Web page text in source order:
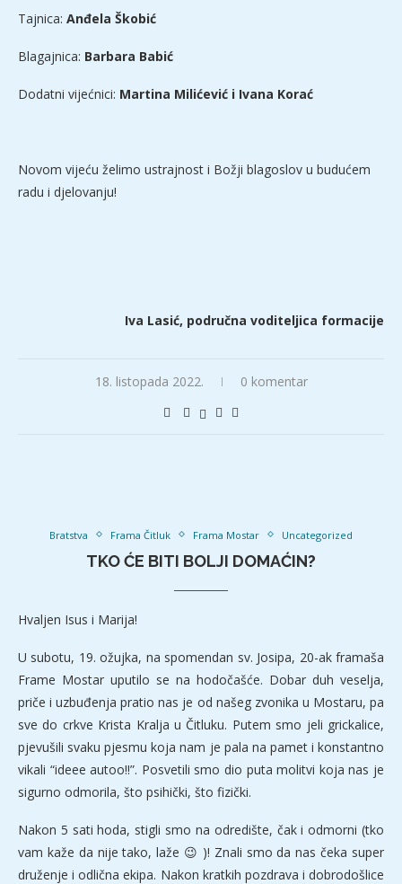
Tajnica: Anđela Škobić
Blagajnica: Barbara Babić
Dodatni vijećnici: Martina Milićević i Ivana Korać
Novom vijeću želimo ustrajnost i Božji blagoslov u budućem
radu i djelovanju!
Iva Lasić, područna voditeljica formacije
18. listopada 2022. 0 komentar
Bratstva Frama Čitluk Frama Mostar Uncategorized
TKO ĆE BITI BOLJI DOMAĆIN?
Hvaljen Isus i Marija!
U subotu, 19. ožujka, na spomendan sv. Josipa, 20-ak framaša
Frame Mostar uputilo se na hodočašće. Dobar duh veselja,
priče i uzbuđenja pratio nas je od našeg zvonika u Mostaru, pa
sve do crkve Krista Kralja u Čitluku. Putem smo jeli grickalice,
pjevušili svaku pjesmu koja nam je pala na pamet i konstantno
vikali “ideee autoo!!”. Posvetili smo dio puta molitvi koja nas je
sigurno odmorila, što psihički, što fizički.
Nakon 5 sati hoda, stigli smo na odredište, čak i odmorni (tko
vam kaže da nije tako, laže 😉 )! Znali smo da nas čeka super
druženje i odlična ekipa. Nakon kratkih pozdrava i dobrodošlice